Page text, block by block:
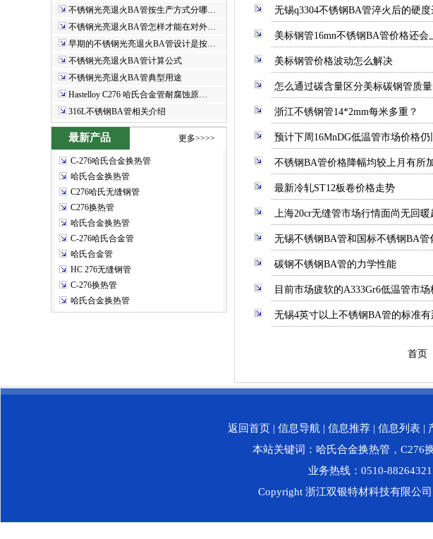
不锈钢光亮退火BA管按生产方式分哪…
不锈钢光亮退火BA管怎样才能在对外…
早期的不锈钢光亮退火BA管设计是按…
不锈钢光亮退火BA管计算公式
不锈钢光亮退火BA管典型用途
Hastelloy C276 哈氏合金管耐腐蚀原…
316L不锈钢BA管相关介绍
最新产品 更多>>>>
C-276哈氏合金换热管
哈氏合金换热管
C276哈氏无缝钢管
C276换热管
哈氏合金换热管
C-276哈氏合金管
哈氏合金管
HC 276无缝钢管
C-276换热管
哈氏合金换热管
无锡q3304不锈钢BA管淬火后的硬
美标钢管16mn不锈钢BA管价格还会
美标钢管价格波动怎么解决
怎么通过碳含量区分美标碳钢管质
浙江不锈钢管14*2mm每米多重？
预计下周16MnDG低温管市场价格
不锈钢BA管价格降幅均较上月有所
最新冷轧ST12板卷价格走势
上海20cr无缝管市场行情面尚无回暖
无锡不锈钢BA管和国标不锈钢BA管
碳钢不锈钢BA管的力学性能
目前市场疲软的A333Gr6低温管市
无锡4英寸以上不锈钢BA管的标准有
首页
返回首页| 信息导航 | 信息推荐| 信息列表|
本站关键词： 哈氏合金换热管 ， C276
业务热线：0510-
Copyright 浙江双银特材科技有限公